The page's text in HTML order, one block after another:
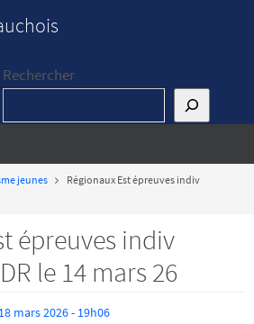
Rechercher
jeunes
Régionaux Est épreuves indiv
épreuves indiv
le 14 mars 26
18 mars 2026 - 19h06